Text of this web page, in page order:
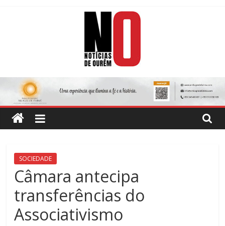
Notícias
de
Ourém
Jornal
Semanário
do
concelho
Ourém
SOCIEDADE
Câmara antecipa
transferências do
Associativismo